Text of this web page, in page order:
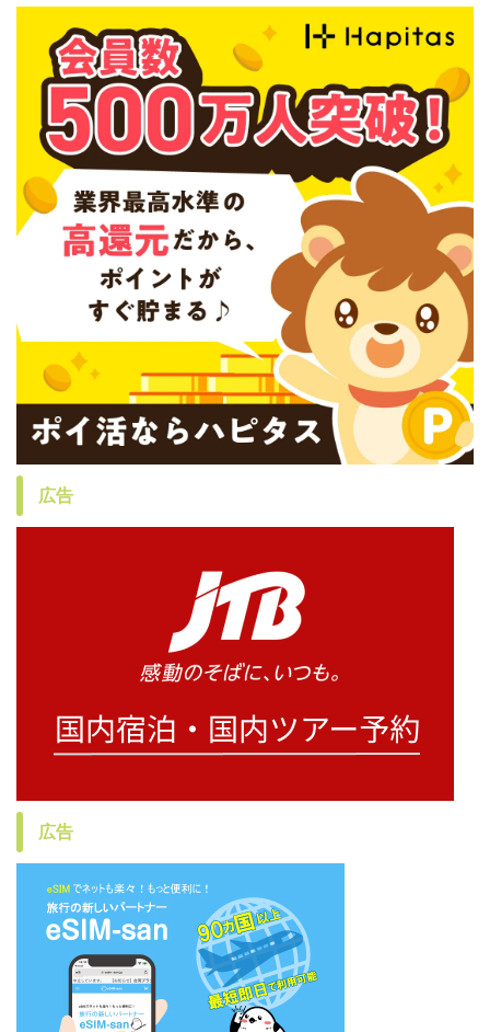
広告
広告